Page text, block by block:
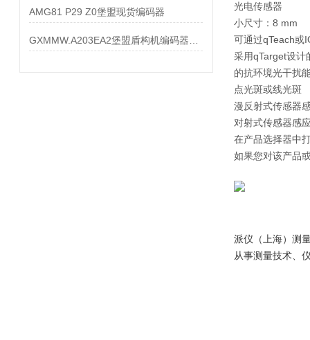
AMG81 P29 Z0堡盟现货编码器
光电传感器
小尺寸：8 mm
可通过qTeach或
采用qTarget设计
的抗环境光干扰
点光斑或线光斑
漫反射式传感器
对射式传感器感
在产品选择器中
如果您对该产品
派仪（上海）测
从事测量技术、